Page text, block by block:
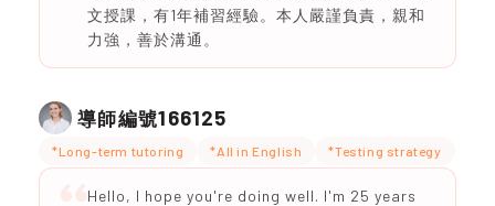
文授課，有1年補習經驗。本人嚴謹負責，親和
力強，善於溝通。
導師編號166125
*Long-term tutoring *All in English *Testing strategy
Hello, I hope you're doing well. I'm 25 years